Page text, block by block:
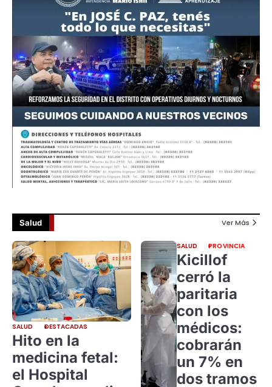
Salud Ver Más
SALUD DESTACADAS
Hito en la
medicina fetal:
el Hospital
SALUD PROVINCIA
Kicillof
cerró la
paritaria
con los
médicos:
cobrarán
un 7% en
dos tramos